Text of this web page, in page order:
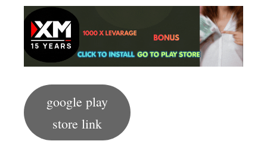
content
google play
store link